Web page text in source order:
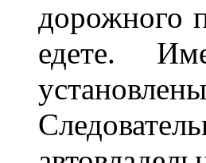
дорожного
едете.